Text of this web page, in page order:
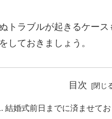
トラブルが起きるケー
しておきましょう。
目次
結婚式前日までに済ませて